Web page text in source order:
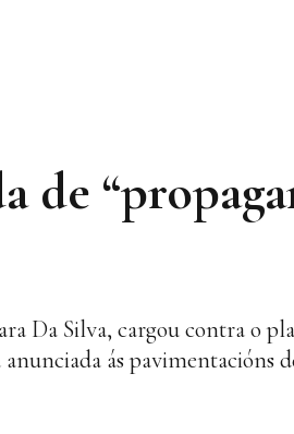
de
Da Silva, cargou contra o
ás pavimentacións